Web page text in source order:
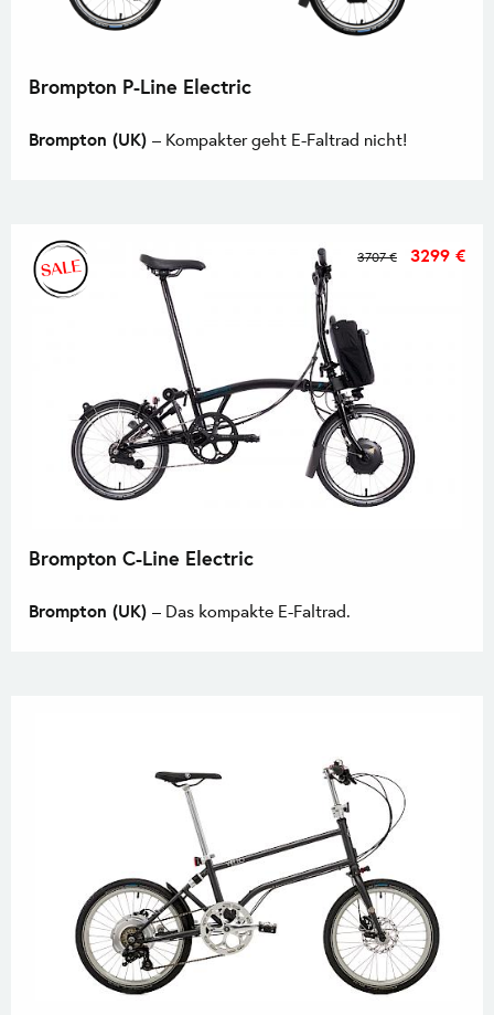
Brompton P-Line Electric
Brompton (UK) – Kompakter geht E-Faltrad nicht!
3707 € 3299 €
Brompton C-Line Electric
Brompton (UK) – Das kompakte E-Faltrad.